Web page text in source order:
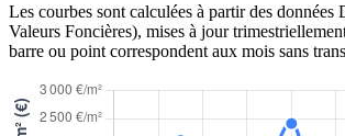
Les courbes sont calculées à partir des données
Valeurs Foncières), mises à jour
barre ou point correspondent aux mois sans